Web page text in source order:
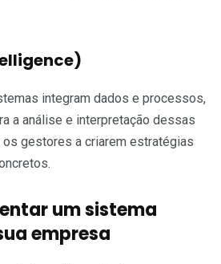
integram dados e processos,
a análise e interpretação dessas
os gestores a criarem estratégias
um sistema
empresa